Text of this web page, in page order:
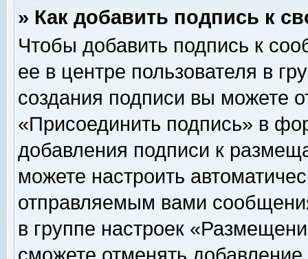
» Как добавить подпись к
Чтобы добавить подпись к
ее в центре пользователя в
создания подписи вы можете
«Присоединить подпись» в
добавления подписи к
можете настроить
отправляемым вами
в группе настроек